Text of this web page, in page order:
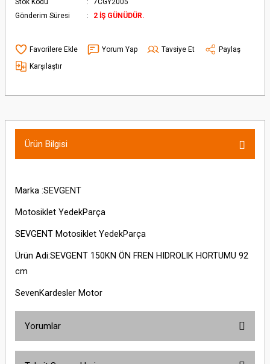
Stok Kodu
7CGY2005
Gönderim Süresi
2 İŞ GÜNÜDÜR.
Yorum Yap Tavsiye Et
Paylaş
Karşılaştır
Ürün Bilgisi
Marka :SEVGENT
Motosiklet YedekParça
SEVGENT Motosiklet YedekParça
Ürün Adi:SEVGENT 150KN ÖN FREN HIDROLIK HORTUMU 92
cm
SevenKardesler Motor
Yorumlar